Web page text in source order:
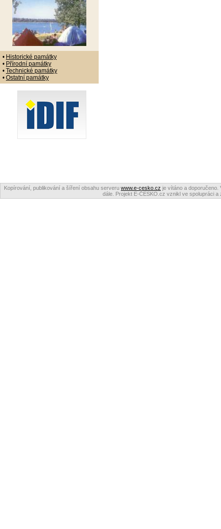
• Historické památky
• Přírodní památky
• Technické památky
• Ostatní památky
Kopírování, publikování a šíření obsahu serveru www.e-cesko.cz je vítáno a doporučeno.
dále. Projekt E-ČESKO.cz vznikl ve spolupráci